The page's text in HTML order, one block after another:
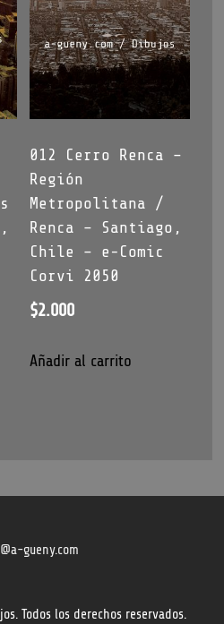
012 Cerro Renca –
Región
Metropolitana /
Renca – Santiago,
Chile – e-Comic
Corvi 2050
$2.000
Añadir al carrito
gueny.com
Todos los derechos reservados.